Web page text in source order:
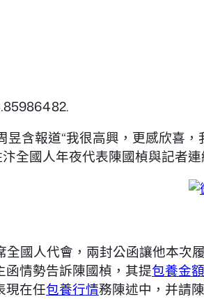
昱含報道“我很高興，更感欣喜
全國人年夜代表陳國楨與記者
全國人代會，兩封公函讓他本次
情勢告訴陳國楨，其提包養金額
現在任包養行情務陳述中，并請